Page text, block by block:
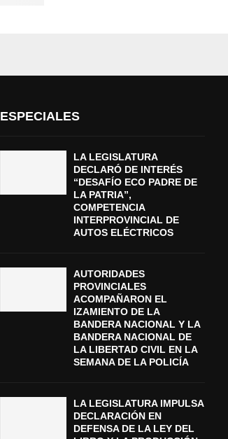
ESPECIALES
LA LEGISLATURA
DECLARÓ DE INTERÉS
“DESAFÍO ECO PADRE DE
LA PATRIA”,
COMPETENCIA
INTERPROVINCIAL DE
AUTOS ELÉCTRICOS
AUTORIDADES
PROVINCIALES
ACOMPAÑARON EL
IZAMIENTO DE LA
BANDERA NACIONAL Y LA
BANDERA NACIONAL DE
LA LIBERTAD CIVIL EN LA
SEMANA DE LA POLICÍA
LA LEGISLATURA IMPULSA
DECLARACIÓN EN
DEFENSA DE LA LEY DEL